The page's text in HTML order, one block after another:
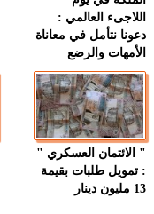
اللاجىء العالمي :
دعونا نتأمل في معاناة
الأمهات والرضع
" الائتمان العسكري "
: تمويل طلبات بقيمة
13 مليون دينار